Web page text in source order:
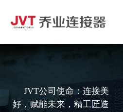
JVT公司使命：连接美
好，赋能未来，精工匠造